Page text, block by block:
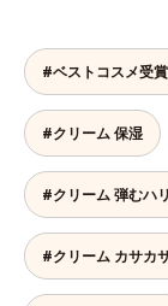
#ベストコスメ受
#クリーム 保湿
#クリーム 弾むハ
#クリーム カサカ